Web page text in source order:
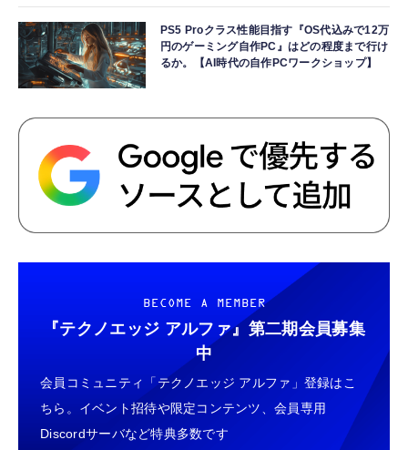
PS5 Proクラス性能目指す『OS代込みで12万
円のゲーミング自作PC』はどの程度まで行け
るか。【AI時代の自作PCワークショップ】
BECOME A MEMBER
『テクノエッジ アルファ』 第二期会員募集
中
会員コミュニティ「テクノエッジ アルファ」登録はこ
ちら。イベント招待や限定コンテンツ、会員専用
Discordサーバなど特典多数です